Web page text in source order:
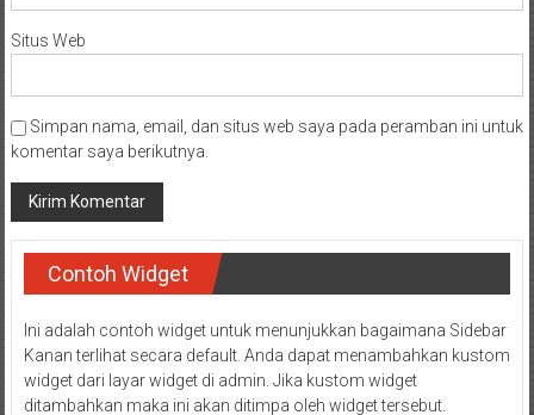
Situs Web
Simpan nama, email, dan situs web saya pada peramban ini untuk
komentar saya berikutnya.
Contoh Widget
Ini adalah contoh widget untuk menunjukkan bagaimana Sidebar
Kanan terlihat secara default. Anda dapat menambahkan kustom
widget dari layar widget di admin. Jika kustom widget
ditambahkan maka ini akan ditimpa oleh widget tersebut.